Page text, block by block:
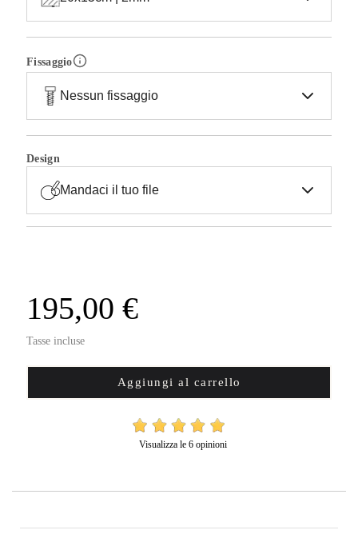
Fissaggio
Nessun fissaggio
Design
Mandaci il tuo file
195,00 €
Tasse incluse
Aggiungi al carrello
Visualizza le 6 opinioni